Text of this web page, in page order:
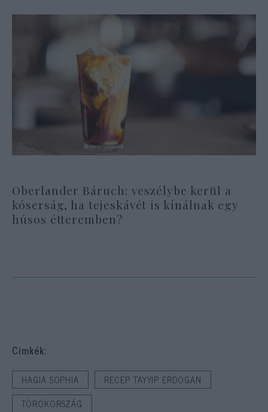
Oberlander Báruch: veszélybe kerül a
kóserság, ha tejeskávét is kínálnak egy
húsos étteremben?
Cimkék:
HAGIA SOPHIA
RECEP TAYYIP ERDOGAN
TÖRÖKORSZÁG